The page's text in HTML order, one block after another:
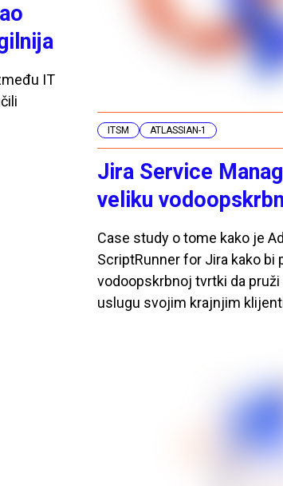
IT
ITSM ATLASSIAN-1
Jira Service
veliku
Case study o tome kako je
ScriptRunner for Jira kako bi
vodoopskrbnoj tvrtki da
uslugu svojim krajnjim